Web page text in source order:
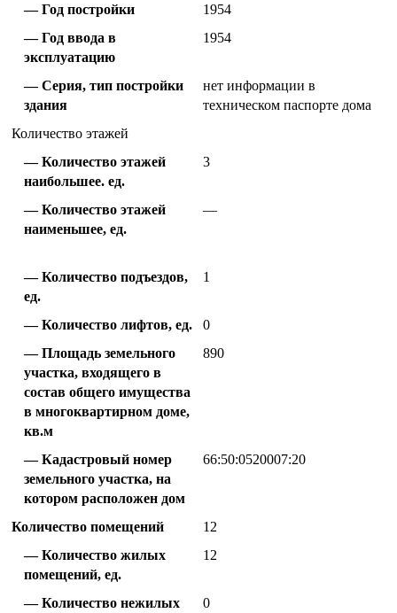
Год постройки
1954
Год ввода в
эксплуатацию
1954
Серия, тип постройки
здания
нет информации в
техническом паспорте дома
Количество этажей
Количество этажей
наибольшее. ед.
3
Количество этажей
наименьшее, ед.
—
Количество подъездов,
ед.
1
Количество лифтов, ед.
0
Площадь земельного
участка, входящего в
состав общего имущества
в многоквартирном доме,
кв.м
890
Кадастровый номер
земельного участка, на
котором расположен дом
66:50:0520007:20
Количество помещений
12
Количество жилых
помещений, ед.
12
Количество нежилых
0